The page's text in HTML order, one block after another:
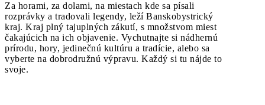
Za horami, za dolami, na miestach kde sa písali
rozprávky a tradovali legendy, leží Banskobystrický
kraj. Kraj plný tajuplných zákutí, s množstvom miest
čakajúcich na ich objavenie. Vychutnajte si nádhernú
prírodu, hory, jedinečnú kultúru a tradície, alebo sa
vyberte na dobrodružnú výpravu. Každý si tu nájde to
svoje.